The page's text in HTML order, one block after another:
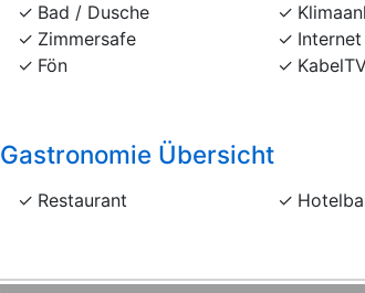
Bad / Dusche
Zimmersafe
Fön
Gastronomie Übersicht
Restaurant